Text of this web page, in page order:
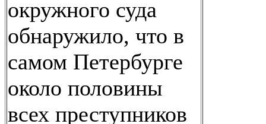
окружного суда
обнаружило, что в
самом Петербурге
около половины
всех преступников